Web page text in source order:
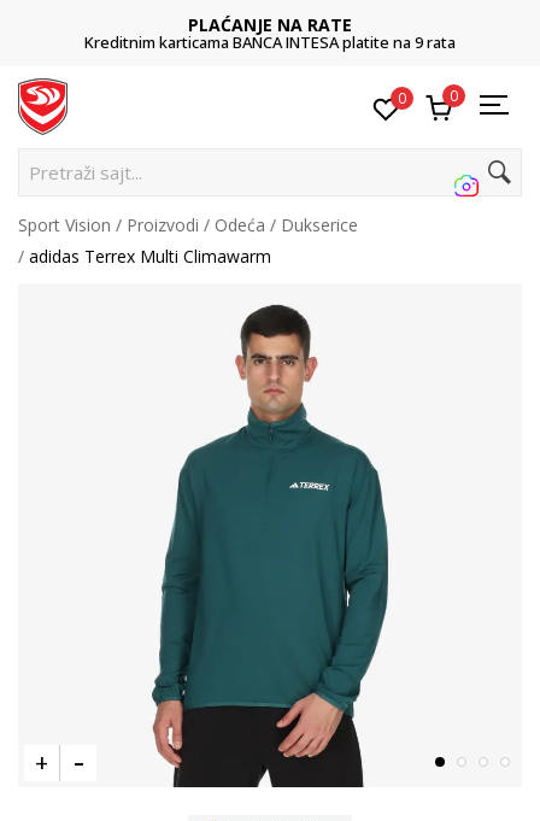
PLAĆANJE NA RATE
Kreditnim karticama BANCA INTESA platite na 9 rata
0 0
Pr
Sport Vision Proizvodi Odeća
Dukserice
adidas Terrex Multi Climawarm